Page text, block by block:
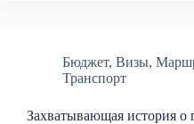
Бюджет, Визы,
Транспорт
Захватывающая история о